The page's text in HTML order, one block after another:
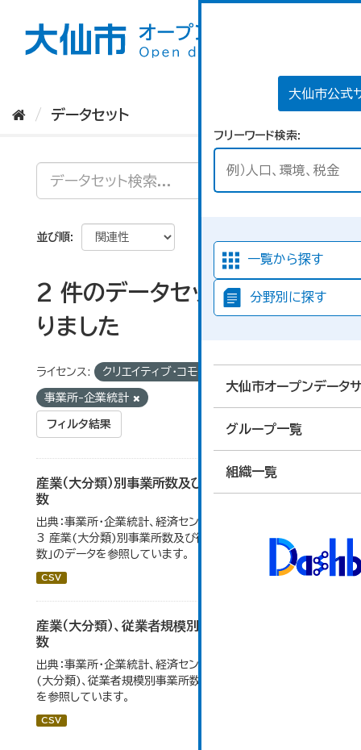
大仙市公式
フリーワード検索
一覧から探す
分野別に探す
大仙市オープンデータ
グループ一覧
組織一覧
データセット
並び順
2 件のデータセットが見つか
りました
ライセンス: クリエイティブ・コモンズ 表示
事業所-企業統計
フィルタ結果
産業（大分類）別事業所数及び従業の地位別従業者
数
出典：事業所・企業統計、経済センサス。 大仙市の統計「4-
3 産業(大分類)別事業所数及び従業上の地位別従業者
数」のデータを参照しています。
CSV
産業（大分類）、従業者規模別事業所数及び従業者
数
出典：事業所・企業統計、経済センサス。大仙市の統計「産業
(大分類)、従業者規模別事業所数及び従業者数」のデータ
を参照しています。
CSV